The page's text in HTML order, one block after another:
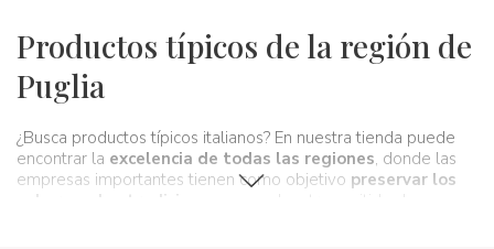
Productos típicos de la región de
Puglia
¿Busca productos típicos italianos? En nuestra tienda puede
encontrar la excelencia de todas las regiones, donde las
empresas importantes tienen como objetivo preservar los
sabores y las tradiciones
que se han transmitido de